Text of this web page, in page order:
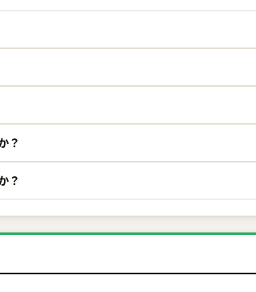
？
？